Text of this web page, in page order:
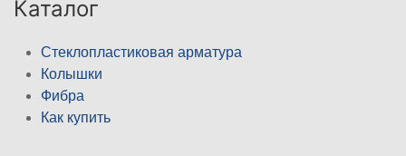
Каталог
Стеклопластиковая арматура
Колышки
Фибра
Как купить